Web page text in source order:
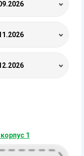
1